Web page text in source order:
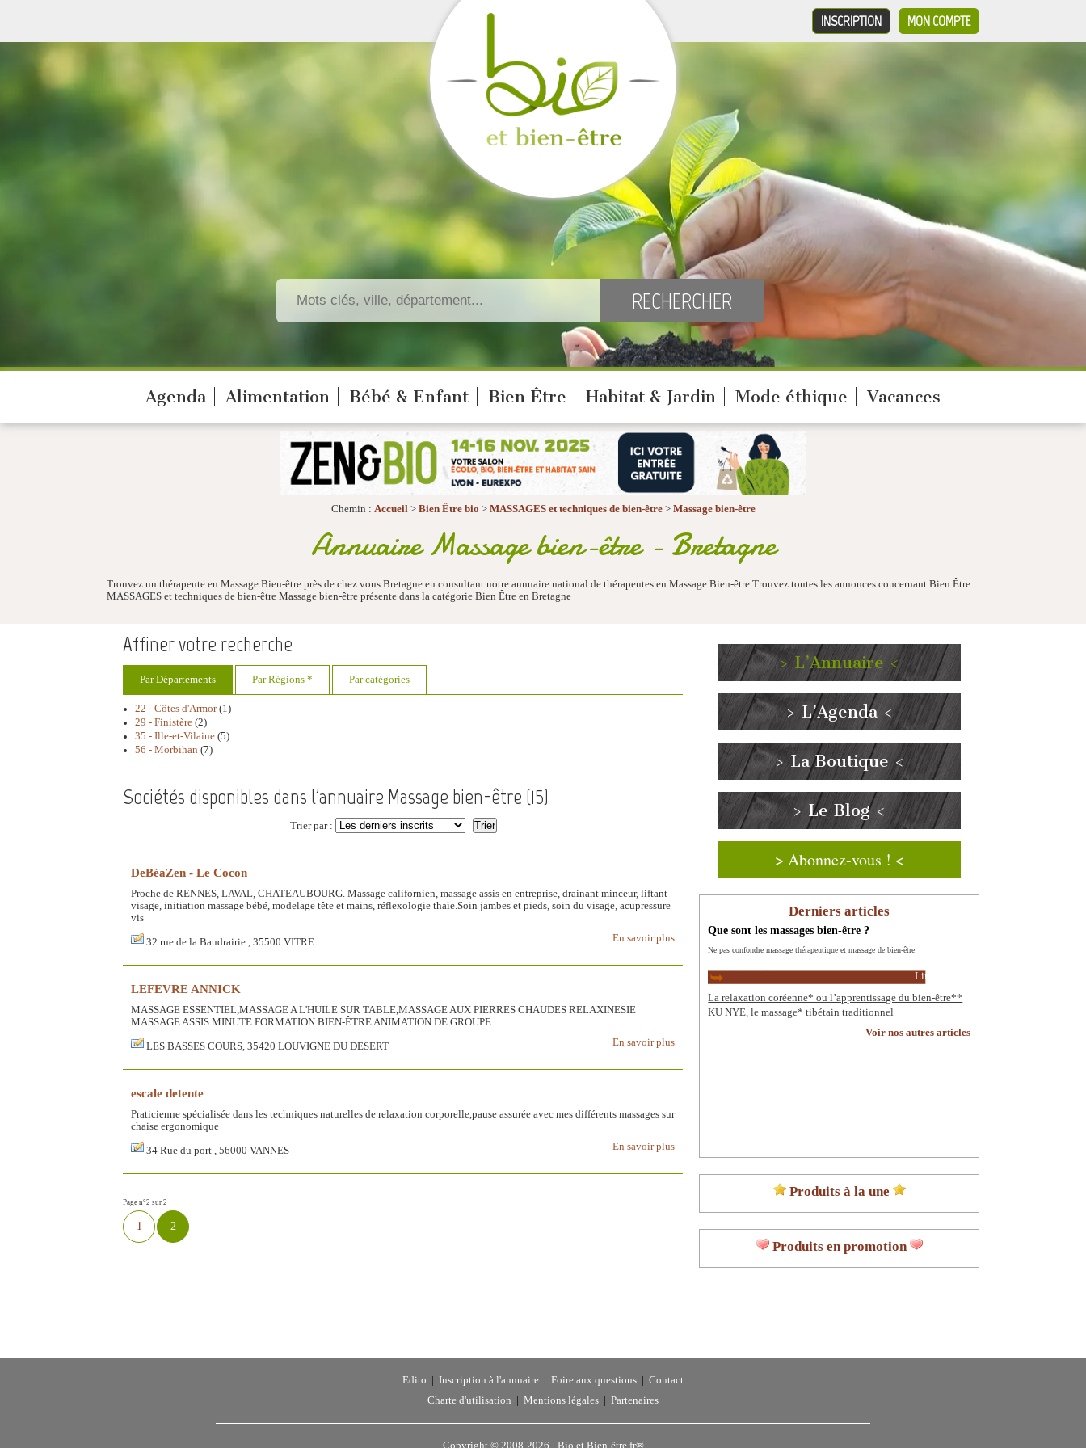
MON COMPTE
INSCRIPTION
Agenda Alimentation Bébé & Enfant Bien Être Habitat & Jardin Mode éthique Vacances
Chemin : Accueil> Bien Être bio > MASSAGES et techniques de bien-être> Massage bien-être
Annuaire Massage bien-être - Bretagne
Trouvez un thérapeute en Massage Bien-être près de chez vous Bretagne en consultant notre annuaire national de thérapeutes en Massage Bien-être.Trouvez toutes les annonces concernant Bien Être
MASSAGES et techniques de bien-être Massage bien-être présente dans la catégorie Bien Être en Bretagne
Affiner votre recherche
Par Départements Par Régions * Par catégories
22 - Côtes d'Armor(1)
29 - Finistère (2)
35 - Ille-et-Vilaine (5)
56 - Morbihan (7)
Sociétés disponibles dans l'annuaire Massage bien-être (15)
Trier par :
DeBéaZen - Le Cocon
Proche de RENNES, LAVAL, CHATEAUBOURG. Massage californien, massage assis en entreprise, drainant minceur, liftant
visage, initiation massage bébé, modelage tête et mains, réflexologie thaïe.Soin jambes et pieds, soin du visage, acupressure
vis
En savoir plus
32 rue de la Baudrairie , 35500 VITRE
LEFEVRE ANNICK
MASSAGE ESSENTIEL,MASSAGE A L'HUILE SUR TABLE,MASSAGE AUX PIERRES CHAUDES RELAXINESIE
MASSAGE ASSIS MINUTE FORMATION BIEN-ÊTRE ANIMATION DE GROUPE
En savoir plus
LES BASSES COURS, 35420 LOUVIGNE DU DESERT
escale detente
Praticienne spécialisée dans les techniques naturelles de relaxation corporelle,pause assurée avec mes différents massages sur
chaise ergonomique
En savoir plus
34 Rue du port , 56000 VANNES
Page n°2 sur 2
1 2
> L’Annuaire <
> L’Agenda <
> La Boutique <
> Le Blog <
> Abonnez-vous ! <
Derniers articles
Que sont les massages bien-être ?
Ne pas confondre massage thérapeutique et massage de bien-être
Lire la suite
La relaxation coréenne* ou l’apprentissage du bien-être**
KU NYE, le massage* tibétain traditionnel
Voir nos autres articles
Produits à la une
Produits en promotion
Edito Inscription à l'annuaire Foire aux questions
Contact
Charte d'utilisation
Mentions légales Partenaires